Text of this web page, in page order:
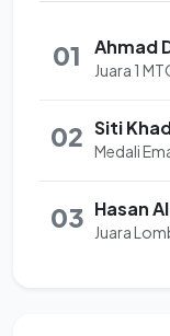
01 Ahmad
Juara 1
02 Siti
Medali
03 Hasan
Juara